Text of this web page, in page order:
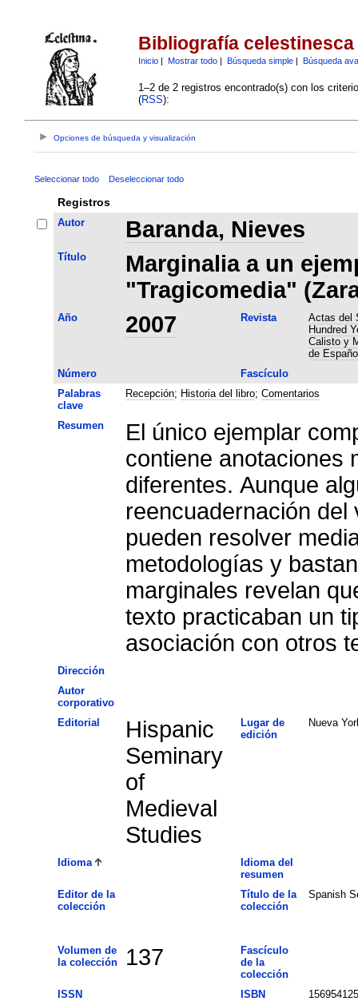
Bibliografía celestinesca
Inicio| Mostrar todo| Búsqueda simple| Búsqueda
1–2 de 2 registros encontrado(s) con los
(RSS):
Opciones de búsqueda y visualización
Seleccionar todo Deseleccionar todo
Registros
Autor Baranda, Nieves
Título
Marginalia a un
"Tragicomedia"
Año 2007 Revista
Actas del
Hundred
Calisto y
de
Número
Fascículo
Palabras
clave
Recepción; Historia del libro; Comentarios
Resumen
El único ejemplar
contiene anotaciones
diferentes. Aunque
reencuadernación
pueden resolver
metodologías y
marginales revelan
texto practicaban un
asociación con otros
Dirección
Autor
corporativo
Editorial
Hispanic
Seminary
of
Medieval
Studies
Lugar de
edición
Nueva
Idioma
Idioma del
resumen
Editor de la
colección
Título de la
colección
Spanish
Volumen de
la colección
137
Fascículo
de la
colección
ISSN
ISBN